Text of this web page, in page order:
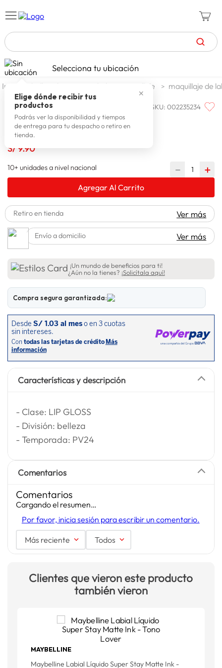
TÉRMINOS MÁS BUSCADOS
1. celulares
2. zapatillas mujer
3. zapatillas hombre
4. moda
5 . zapatillas
6. tv
8. terrex
9. lavadora
10 spiderman
Selecciona tu ubicación
✕
Elige dónde recibir tus
productos
Podrás ver la disponibilidad y tiempos
de entrega para tu despacho o retiro en
tienda.
belleza higiene y salud maquillaje maquillaje de
ESTILOS SKU:002235234
Llpgloss Sexi Reve Estilos Plumper
S/ 9.90
10+ unidades a nivel nacional ＋
－
Agregar Al Carrito
Retiro en tienda Ver más
Envío a domicilio Ver más
¡Un mundo de beneficios para ti!
¿Aún no la tienes? ¡Solicítala aquí!
Compra segura garantizada:
Características y descripción
- Clase: LIP GLOSS
- División: belleza
- Temporada: PV24
Comentarios
Comentarios
Cargando el resumen…
Por favor, inicia sesión para escribir un comentario.
Más reciente Todos
Clientes que vieron este producto
también vieron
MAYBELLINE
Maybelline Labial Líquido Super Stay Matte Ink -